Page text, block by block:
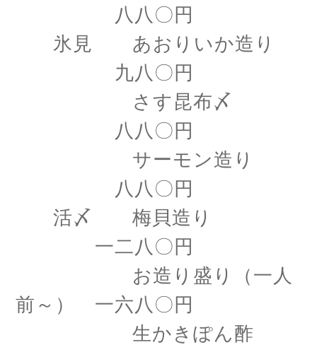
八八〇円
氷見 あおりいか造り
九八〇円
さす昆布〆
八八〇円
サーモン造り
八八〇円
活〆 梅貝造り
一二八〇円
お造り盛り（一人
前～） 一六八〇円
生かきぽん酢